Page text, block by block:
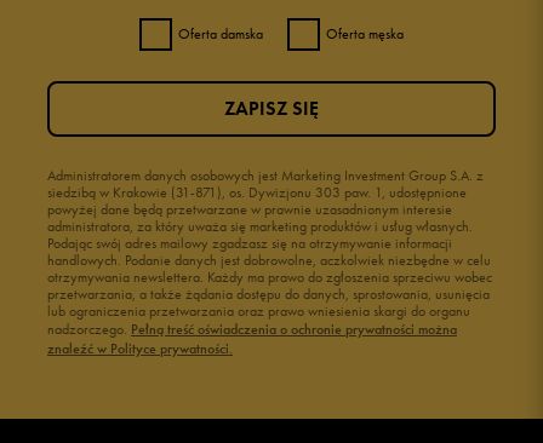
Oferta damska Oferta męska
Administratorem danych osobowych jest Marketing Investment Group S.A. z
siedzibą w Krakowie (31-871), os. Dywizjonu 303 paw. 1, udostępnione
powyżej dane będą przetwarzane w prawnie uzasadnionym interesie
administratora, za który uważa się marketing produktów i usług własnych.
Podając swój adres mailowy zgadzasz się na otrzymywanie informacji
handlowych. Podanie danych jest dobrowolne, aczkolwiek niezbędne w celu
otrzymywania newslettera. Każdy ma prawo do zgłoszenia sprzeciwu wobec
przetwarzania, a także żądania dostępu do danych, sprostowania, usunięcia
lub ograniczenia przetwarzania oraz prawo wniesienia skargi do organu
nadzorczego. Pełną treść oświadczenia o ochronie prywatności można
znaleźć w Polityce prywatności.
ZAPISZ SIĘ